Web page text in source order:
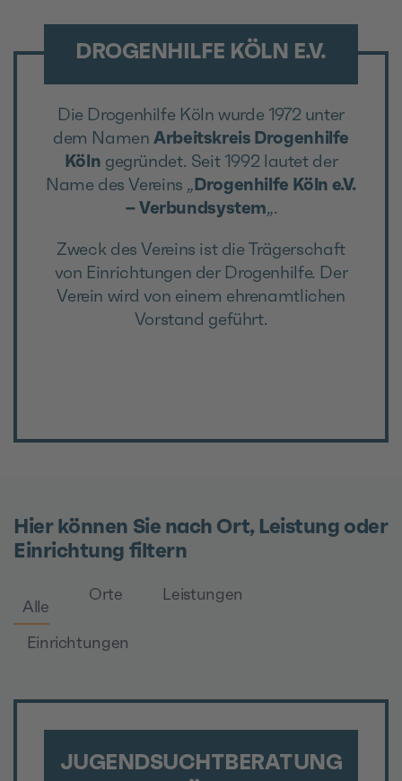
DROGENHILFE KÖLN E.V.
Die Drogenhilfe Köln wurde 1972 unter
dem NamenArbeitskreis Drogenhilfe
Köln gegründet. Seit 1992 lautet der
Name des Vereins „Drogenhilfe Köln e.V.
– Verbundsystem„.
Zweck des Vereins ist die Trägerschaft
von Einrichtungen der Drogenhilfe. Der
Verein wird von einem ehrenamtlichen
Vorstand geführt.
Hier können Sie nach Ort, Leistung oder
Einrichtung filtern
Alle
Orte Leistungen
Einrichtungen
JUGENDSUCHTBERATUNG